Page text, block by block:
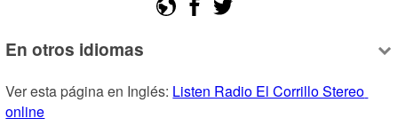
En otros idiomas
Ver esta página en Inglés: Listen Radio El Corrillo Stereo
online